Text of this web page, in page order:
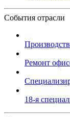
События отрасли
Ремонт
18-я